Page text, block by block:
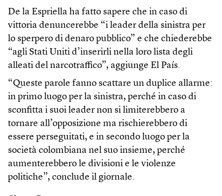
De la Espriella ha fatto sapere che in caso di
vittoria denuncerebbe “i leader della sinistra per
lo sperpero di denaro pubblico” e che chiederebbe
“agli Stati Uniti d’inserirli nella loro lista degli
alleati del narcotraffico”, aggiunge El País.
“Queste parole fanno scattare un duplice allarme:
in primo luogo per la sinistra, perché in caso di
sconfitta i suoi leader non si limiterebbero a
tornare all’opposizione ma rischierebbero di
essere perseguitati, e in secondo luogo per la
società colombiana nel suo insieme, perché
aumenterebbero le divisioni e le violenze
politiche”, conclude il giornale.